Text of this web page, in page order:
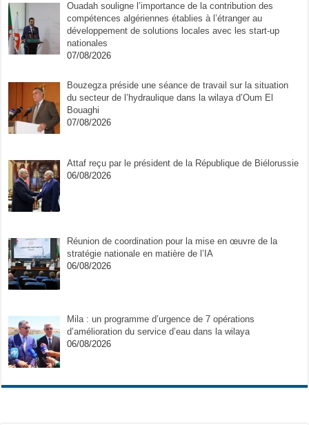
Ouadah souligne l’importance de la contribution des
compétences algériennes établies à l’étranger au
développement de solutions locales avec les start-up
nationales
07/08/2026
Bouzegza préside une séance de travail sur la situation
du secteur de l’hydraulique dans la wilaya d’Oum El
Bouaghi
07/08/2026
Attaf reçu par le président de la République de Biélorussie
06/08/2026
Réunion de coordination pour la mise en œuvre de la
stratégie nationale en matière de l’IA
06/08/2026
Mila : un programme d’urgence de 7 opérations
d’amélioration du service d’eau dans la wilaya
06/08/2026